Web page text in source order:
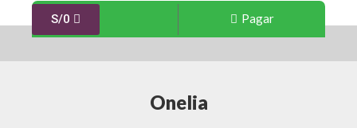
S/0 Pagar
Onelia